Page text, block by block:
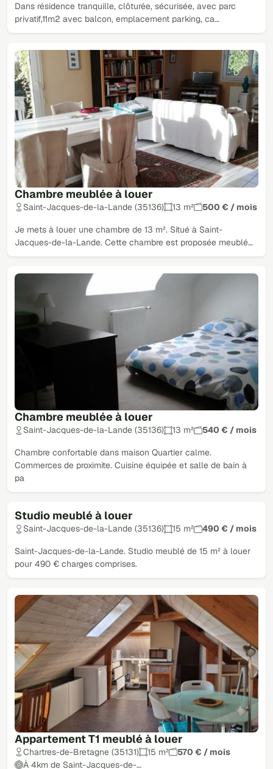
Dans résidence tranquille, clôturée, sécurisée, avec parc
privatif,11m2 avec balcon, emplacement parking, ca…
Chambre meublée à louer
Saint-Jacques-de-la-Lande (35136) 13 m² 500 € / mois
Je mets à louer une chambre de 13 m². Situé à Saint-
Jacques-de-la-Lande. Cette chambre est proposée meublé…
Chambre meublée à louer
Saint-Jacques-de-la-Lande (35136) 13 m² 540 € / mois
Chambre confortable dans maison Quartier calme.
Commerces de proximite. Cuisine équipée et salle de bain à
pa
Studio meublé à louer
Saint-Jacques-de-la-Lande (35136) 15 m² 490 € / mois
Saint-Jacques-de-la-Lande. Studio meublé de 15 m² à louer
pour 490 € charges comprises.
Appartement T1 meublé à louer
Chartres-de-Bretagne (35131) 15 m²
570 € / mois
À 4km de Saint-Jacques-de-…